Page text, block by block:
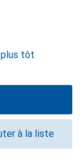
tôt
à la liste